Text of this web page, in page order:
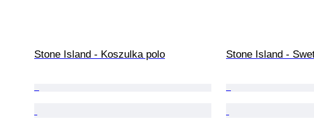
Stone Island - Koszulka polo Stone Island -